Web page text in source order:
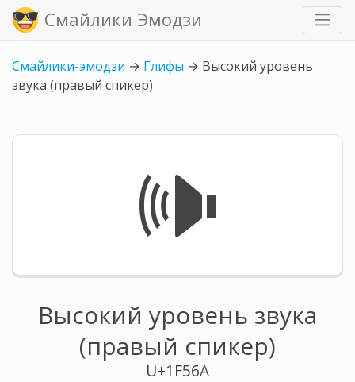
Смайлики Эмодзи
Смайлики-эмодзи → Глифы → Высокий уровень
звука (правый спикер)
🕪
Высокий уровень звука
(правый спикер)
U+1F56A